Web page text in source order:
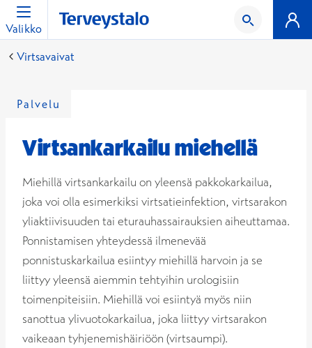
Valikko
Virtsavaivat
Palvelu
Virtsankarkailu miehellä
Miehillä virtsankarkailu on yleensä pakkokarkailua,
joka voi olla esimerkiksi virtsatieinfektion, virtsarakon
yliaktiivisuuden tai eturauhassairauksien aiheuttamaa.
Ponnistamisen yhteydessä ilmenevää
ponnistuskarkailua esiintyy miehillä harvoin ja se
liittyy yleensä aiemmin tehtyihin urologisiin
toimenpiteisiin. Miehillä voi esiintyä myös niin
sanottua ylivuotokarkailua, joka liittyy virtsarakon
vaikeaan tyhjenemishäiriöön (virtsaumpi).